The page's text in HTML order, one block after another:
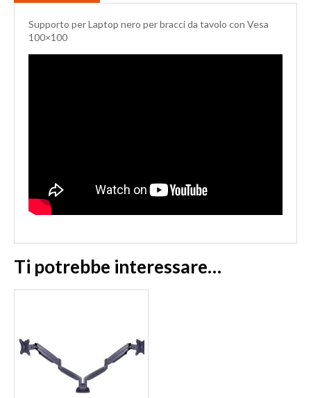
Supporto per Laptop nero per bracci da tavolo con Vesa
100×100
Ti potrebbe interessare…